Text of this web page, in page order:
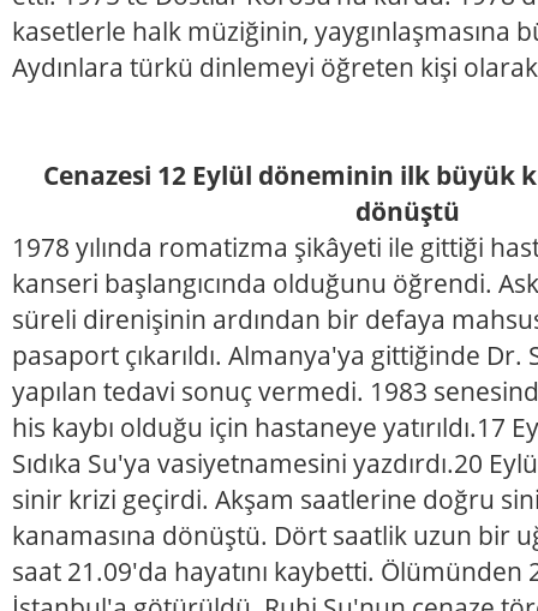
kasetlerle halk müziğinin, yaygınlaşmasına
Aydınlara türkü dinlemeyi öğreten kişi
Cenazesi 12 Eylül döneminin ilk büyük
dönüştü
1978 yılında romatizma şikâyeti ile gittiği
kanseri başlangıcında olduğunu öğrendi.
süreli direnişinin ardından bir defaya
pasaport çıkarıldı. Almanya'ya gittiğinde Dr.
yapılan tedavi sonuç vermedi. 1983
his kaybı olduğu için hastaneye yatırıldı.17
Sıdıka Su'ya vasiyetnamesini yazdırdı.20
sinir krizi geçirdi. Akşam saatlerine doğru
kanamasına dönüştü. Dört saatlik uzun bir
saat 21.09'da hayatını kaybetti. Ölümünden